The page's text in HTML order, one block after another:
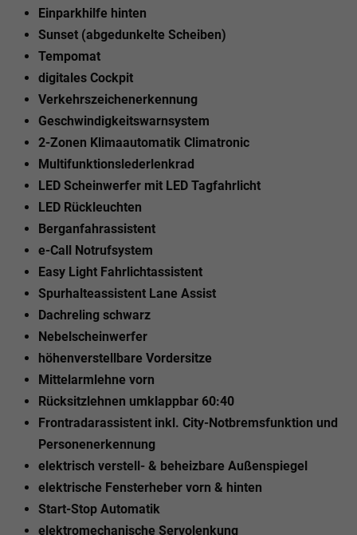
Einparkhilfe hinten
Sunset (abgedunkelte Scheiben)
Tempomat
digitales Cockpit
Verkehrszeichenerkennung
Geschwindigkeitswarnsystem
2-Zonen Klimaautomatik Climatronic
Multifunktionslederlenkrad
LED Scheinwerfer mit LED Tagfahrlicht
LED Rückleuchten
Berganfahrassistent
e-Call Notrufsystem
Easy Light Fahrlichtassistent
Spurhalteassistent Lane Assist
Dachreling schwarz
Nebelscheinwerfer
höhenverstellbare Vordersitze
Mittelarmlehne vorn
Rücksitzlehnen umklappbar 60:40
Frontradarassistent inkl. City-Notbremsfunktion und
Personenerkennung
elektrisch verstell- & beheizbare Außenspiegel
elektrische Fensterheber vorn & hinten
Start-Stop Automatik
elektromechanische Servolenkung